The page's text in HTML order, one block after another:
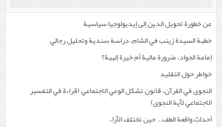
عن خطورة تحويل الدين إلى إيديولوجيا سياسية
خطبة السيدة زينب في الشام، دراسة سندية وتحليل رجالي
إمامة الجواد، ضرورة مالية أم خيرة إلهية؟
خواطر حول التقليد
النجوى في القرآن، قانون تشكل الوعي الاجتماعي (قراءة في التفسير
الاجتماعي لآية النجوى)
أحداث واقعة الطف… حين تختلف الآراء